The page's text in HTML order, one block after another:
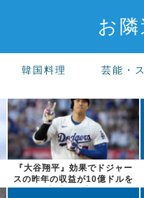
お隣
韓国料理 芸能・
『大谷翔平』効果でドジャー
スの昨年の収益が10億ドルを
突破した事...